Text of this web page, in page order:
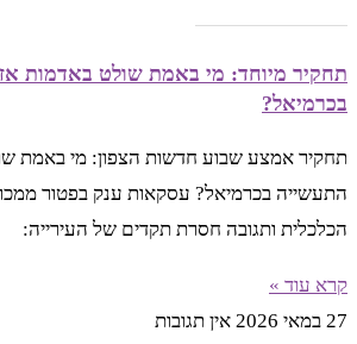
תחקיר מיוחד: מי באמת שולט באדמות
בכרמיאל?
תחקיר אמצע שבוע חדשות הצפון: מי באמת
התעשייה בכרמיאל? עסקאות ענק בפטור
הכלכלית ותגובה חסרת תקדים של העירייה:
קרא עוד »
27 במאי 2026
אין תגובות